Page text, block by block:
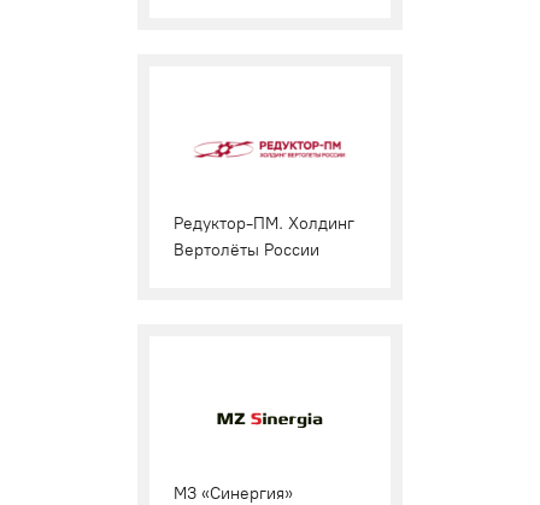
Редуктор-ПМ. Холдинг
Вертолёты России
МЗ «Синергия»